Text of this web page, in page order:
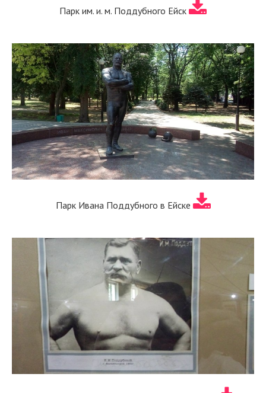
Парк им. и. м. Поддубного Ейск
Парк Ивана Поддубного в Ейске